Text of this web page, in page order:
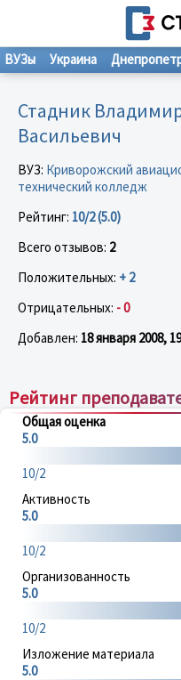
ВУЗы Украина
Стадник
Васильевич
ВУЗ: Криворожский
технический колледж
Рейтинг: 10/2 (5.0)
Всего отзывов: 2
Положительных: + 2
Отрицательных: - 0
Добавлен: 18 января 2008,
Рейтинг
Общая оценка
5.0
10/2
Активность
5.0
10/2
Организованность
5.0
10/2
Изложение материала
5.0